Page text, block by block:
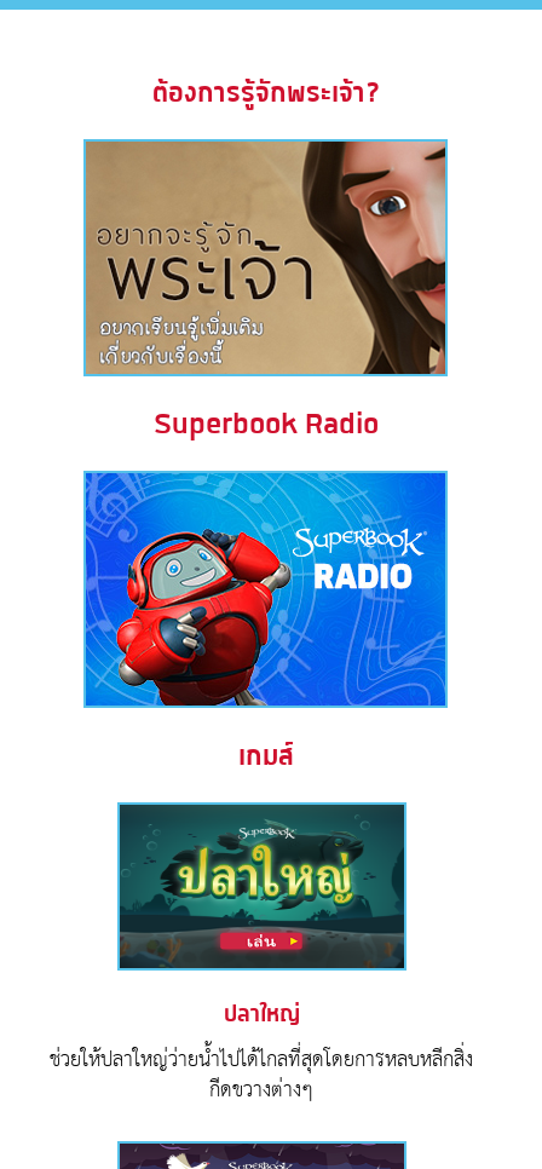
คัมภีร์
ต้องการรู้จักพระเจ้า?
Superbook Radio
เกมส์
ปลาใหญ่
ช่วยให้ปลาใหญ่ว่ายน้ำไปได้ไกลที่สุดโดยการหลบหลีกสิ่ง
กีดขวางต่างๆ